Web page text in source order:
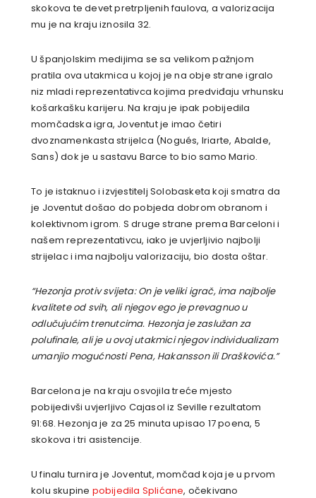
skokova te devet pretrpljenih faulova, a valorizacija
mu je na kraju iznosila 32.
U španjolskim medijima se sa velikom pažnjom
pratila ova utakmica u kojoj je na obje strane igralo
niz mladi reprezentativca kojima predviđaju vrhunsku
košarkašku karijeru. Na kraju je ipak pobijedila
momčadska igra, Joventut je imao četiri
dvoznamenkasta strijelca (Nogués, Iriarte, Abalde,
Sans) dok je u sastavu Barce to bio samo Mario.
To je istaknuo i izvjestitelj Solobasketa koji smatra da
je Joventut došao do pobjeda dobrom obranom i
kolektivnom igrom. S druge strane prema Barceloni i
našem reprezentativcu, iako je uvjerljivio najbolji
strijelac i ima najbolju valorizaciju, bio dosta oštar.
“Hezonja protiv svijeta: On je veliki igrač, ima najbolje
kvalitete od svih, ali njegov ego je prevagnuo u
odlučujućim trenutcima. Hezonja je zaslužan za
polufinale, ali je u ovoj utakmici njegov individualizam
umanjio mogućnosti Pena, Hakansson ili Draškovića.”
Barcelona je na kraju osvojila treće mjesto
pobijedivši uvjerljivo Cajasol iz Seville rezultatom
91:68. Hezonja je za 25 minuta upisao 17 poena, 5
skokova i tri asistencije.
U finalu turnira je Joventut, momčad koja je u prvom
kolu skupine pobijedila Splićane, očekivano